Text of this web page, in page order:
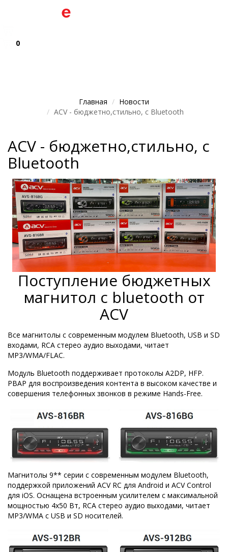
0
Главная
Новости
ACV - бюджетно,стильно, с Bluetooth
ACV - бюджетно,стильно, с
Bluetooth
Поступление бюджетных
магнитол с bluetooth от
ACV
Все магнитолы с современным модулем Bluetooth, USB и SD
входами, RCA стерео аудио выходами, читает
MP3/WMA/FLAC.
Модуль Bluetooth поддерживает протоколы A2DP, HFP.
PBAP для воспроизведения контента в высоком качестве и
совершения телефонных звонков в режиме Hands-Free.
Магнитолы 9** серии с современным модулем Bluetooth,
поддержкой приложений ACV RC для Android и ACV Control
для iOS. Оснащена встроенным усилителем с максимальной
мощностью 4х50 Вт, RCA стерео аудио выходами, читает
MP3/WMA с USB и SD носителей.